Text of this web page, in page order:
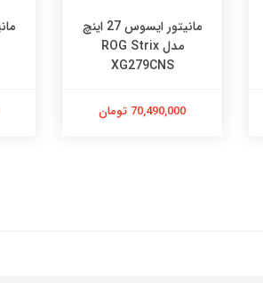
مانیتور ایسوس 27 اینچ
مدل ROG Strix
XG279CNS
70,490,000 تومان